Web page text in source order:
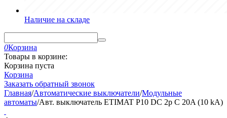
Наличие на складе
0Корзина
Товары в корзине:
Корзина пуста
Корзина
Заказать обратный звонок
Главная/Автоматические выключатели/Модульные
автоматы/Авт. выключатель ETIMAT P10 DC 2p C 20A (10 kA)